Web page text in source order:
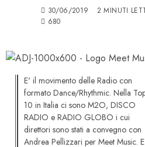
30/06/2019
2 MINUTI
680
E' il movimento delle Radio con
formato Dance/Rhythmic. Nella
10 in Italia ci sono M2O, DISCO
RADIO e RADIO GLOBO i cui
direttori sono stati a convegno con
Andrea Pellizzari per Meet Music. E